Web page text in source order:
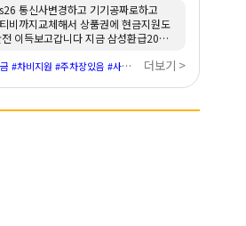
통신사변경하고 기기공짜로하고
비까지교체해서 상품권에 현금지원도
이득보고갑니다 지금 삼성환급20%
#현금지원금 #차비지원 #주차장있음 #사전예약 #갤럭시 #혜택좋음
더보기 >